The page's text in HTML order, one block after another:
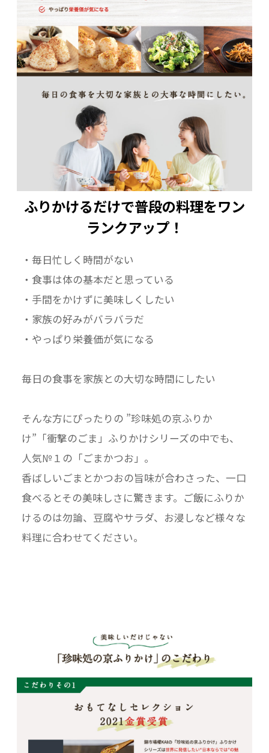
ふりかけるだけで普段の料理をワン
ランクアップ！
・毎日忙しく時間がない
・食事は体の基本だと思っている
・手間をかけずに美味しくしたい
・家族の好みがバラバラだ
・やっぱり栄養価が気になる
毎日の食事を家族との大切な時間にしたい
そんな方にぴったりの ”珍味処の京ふりか
け”「衝撃のごま」ふりかけシリーズの中でも、
人気№１の「ごまかつお」。
香ばしいごまとかつおの旨味が合わさった、一口
食べるとその美味しさに驚きます。ご飯にふりか
けるのは勿論、豆腐やサラダ、お浸しなど様々な
料理に合わせてください。